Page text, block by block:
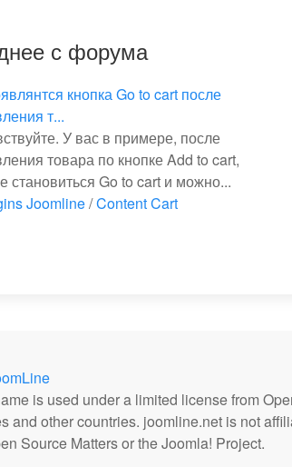
с форума
кнопка Go to cart после
т...
У вас в примере, после
товара по кнопке Add to cart,
становиться Go to cart и можно...
Joomline/Content Cart
is used under a limited license from
and other countries. joomline.net is not
Source Matters or the Joomla! Project.